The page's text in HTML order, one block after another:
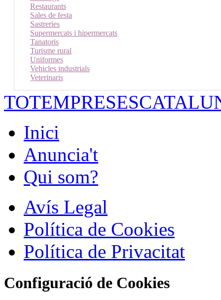
Restaurants
Sales de festa
Sastreries
Supermercats i hipermercats
Tanatoris
Turisme rural
Uniformes
Vehicles industrials
Veterinaris
Inici
Anuncia't
Qui som?
Avís Legal
Política de Cookies
Política de Privacitat
Configuració de Cookies